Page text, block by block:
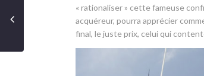
« rationaliser » cette fameuse
acquéreur, pourra apprécier
final, le juste prix, celui qui